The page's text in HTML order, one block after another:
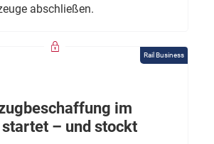
abschließen.
Rail Business
im
– und stockt